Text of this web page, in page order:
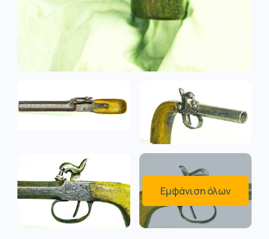
Εμφάνιση όλων